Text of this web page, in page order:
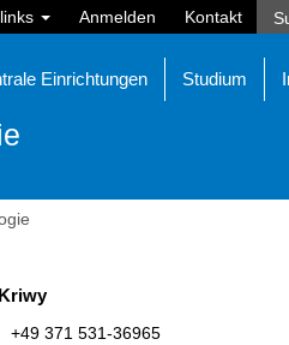
Anmelden Kontakt
Einrichtungen Studium
+49 371 531-36965